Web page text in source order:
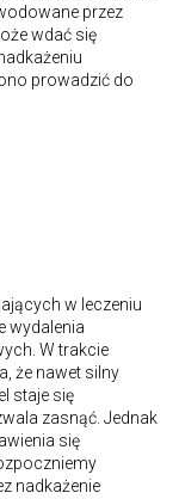
przez
wdać się
prowadzić do
w leczeniu
wydalenia
W trakcie
że nawet silny
staje się
zasnąć. Jednak
się
nadkażenie